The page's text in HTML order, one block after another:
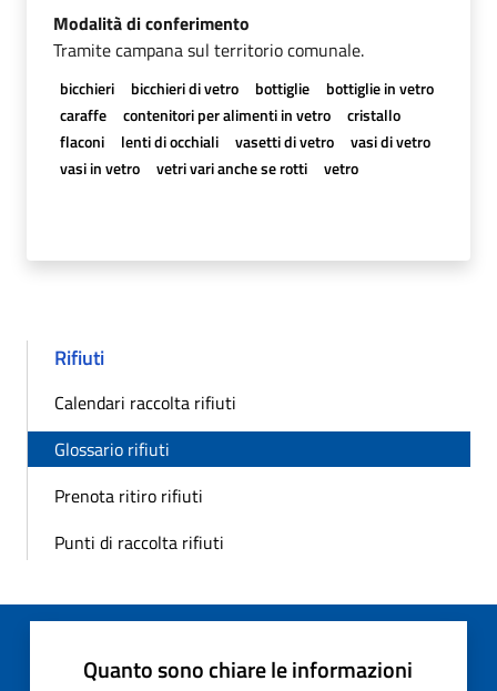
Modalità di conferimento
Tramite campana sul territorio comunale.
bicchieri bicchieri di vetro bottiglie
bottiglie in vetro
caraffe
contenitori per alimenti in vetro
cristallo
flaconi
lenti di occhiali vasetti di vetro
vasi di vetro
vasi in vetro
vetri vari anche se rotti vetro
Rifiuti
Calendari raccolta rifiuti
Glossario rifiuti
Prenota ritiro rifiuti
Punti di raccolta rifiuti
Quanto sono chiare le informazioni